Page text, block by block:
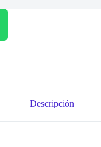
Descripción